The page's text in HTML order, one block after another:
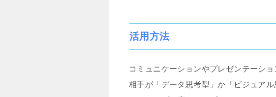
活用方法
コミュニケーションやプレゼンテーショ
相手が「データ思考型」か「ビジュアル